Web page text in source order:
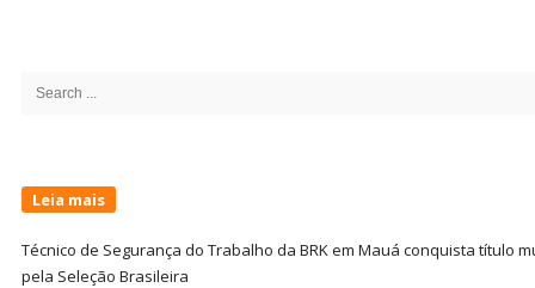
Search
Leia mais
Técnico de Segurança do Trabalho da BRK em Mauá conquista título
pela Seleção Brasileira